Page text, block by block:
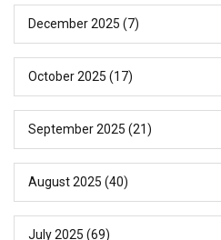
December 2025 (7)
October 2025 (17)
September 2025 (21)
August 2025 (40)
July 2025 (69)